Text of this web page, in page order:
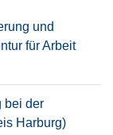
und
für Arbeit
bei der
Harburg)